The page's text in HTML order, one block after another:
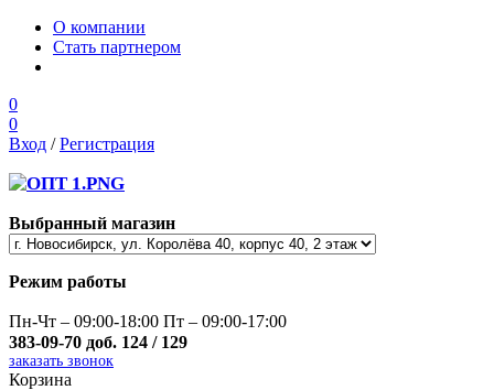
О компании
Стать партнером
0
0
Вход /Регистрация
Выбранный магазин
Режим работы
Пн-Чт – 09:00-18:00 Пт – 09:00-17:00
383-09-70 доб. 124 / 129
заказать звонок
Корзина